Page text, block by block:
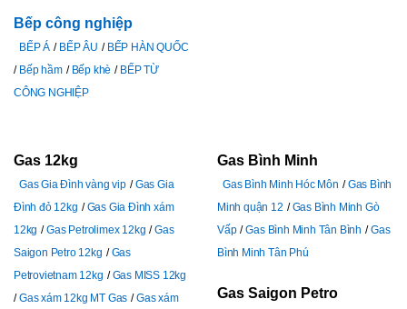
Bếp công nghiệp
BẾP Á BẾP ÂU
BẾP HÀN QUỐC
Bếp hầm
Bếp khè
BẾP TỪ
CÔNG NGHIỆP
Gas 12kg
Gas Gia Đình vàng vip
Gas Gia
Đình đỏ 12kg
Gas Gia Đình xám
12kg
Gas Petrolimex 12kg
Gas
Saigon Petro 12kg
Gas
Petrovietnam 12kg
Gas MISS 12kg
Gas xám 12kg MT Gas
Gas xám
Gas Bình Minh
Gas Bình Minh Hóc Môn
Gas Bình
Minh quận 12
Gas Bình Minh Gò
Vấp
Gas Bình Minh Tân Bình
Gas
Bình Minh Tân Phú
Gas Saigon Petro